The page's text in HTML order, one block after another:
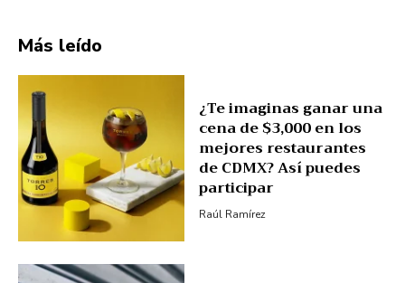
Más leído
¿Te imaginas ganar una
cena de $3,000 en los
mejores restaurantes
de CDMX? Así puedes
participar
Raúl Ramírez